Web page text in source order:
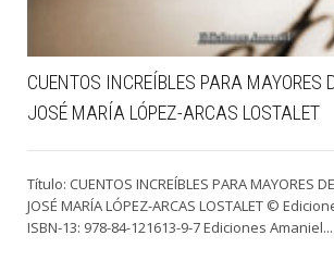
CUENTOS INCREÍBLES PARA MAYORES
JOSÉ MARÍA LÓPEZ-ARCAS LOSTALET
Título: CUENTOS INCREÍBLES PARA MAYORES
JOSÉ MARÍA LÓPEZ-ARCAS LOSTALET ©
ISBN-13: 978-84-121613-9-7 Ediciones Amaniel...